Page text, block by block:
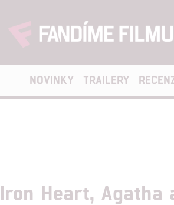
NOVINKY TRAILERY
Iron Heart,